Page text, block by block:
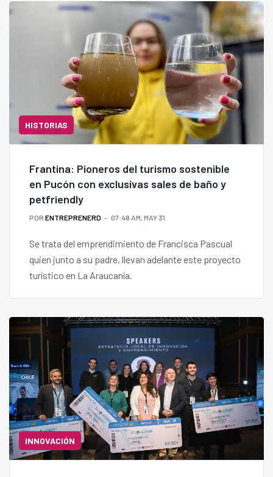
HISTORIAS
Frantina: Pioneros del turismo sostenible
en Pucón con exclusivas sales de baño y
petfriendly
POR ENTREPRENERD 07:48 AM, MAY 31
Se trata del emprendimiento de Francisca Pascual
quien junto a su padre, llevan adelante este proyecto
turístico en La Araucanía.
INNOVACIÓN